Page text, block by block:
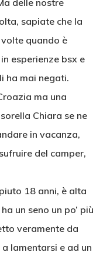
delle nostre
sapiate che la
quando è
esperienze bsx e
ha mai negati.
ma una
Chiara se ne
in vacanza,
del camper,
18 anni, è alta
un seno un po’ più
veramente da
lamentarsi e ad un